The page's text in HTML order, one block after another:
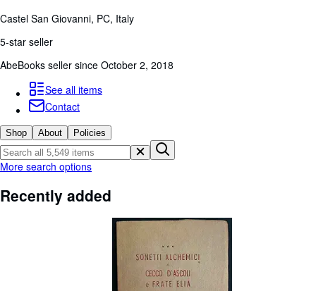
Advanced Search
Browse Collections
Rare Books
Art & Collectables
Textbooks
Sellers
Start Selling
Castel San Giovanni, PC, Italy
5-star seller
AbeBooks seller since October 2, 2018
See all items
Contact
Shop About Policies
More search options
Recently added